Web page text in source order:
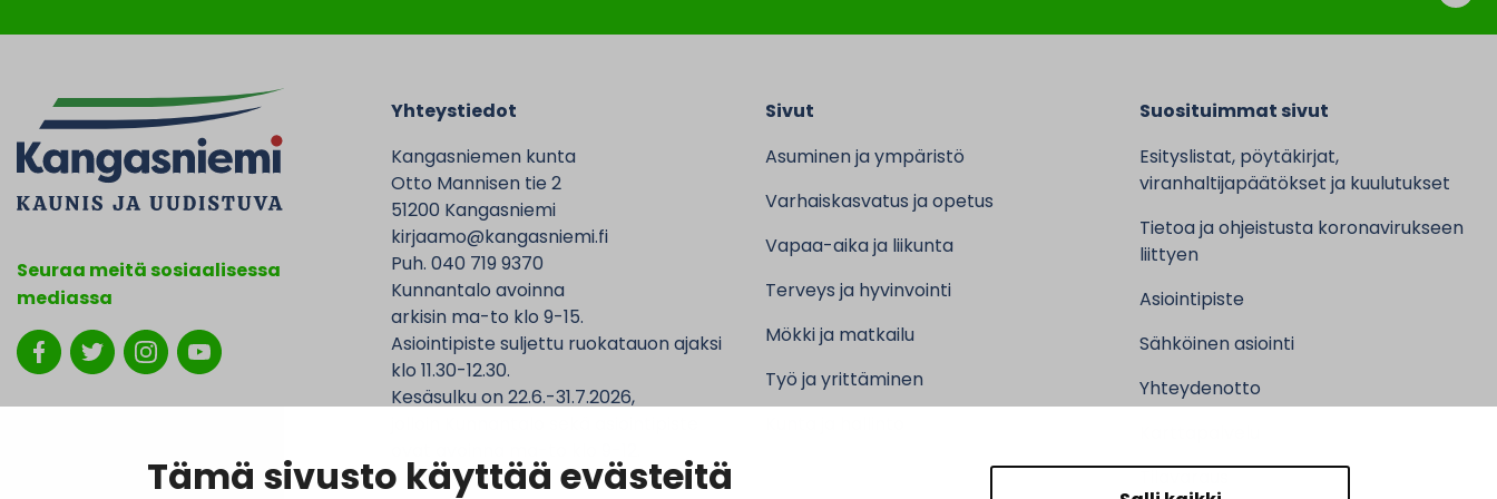
Tämä sivusto käyttää evästeitä
Seuraa meitä sosiaalisessa
mediassa
Yhteystiedot
Kangasniemen kunta
Otto Mannisen tie 2
51200 Kangasniemi
kirjaamo@kangasniemi.fi
Puh. 040 719 9370
Kunnantalo avoinna
arkisin ma-to klo 9-15.
Asiointipiste suljettu ruokatauon ajaksi
klo 11.30-12.30.
Kesäsulku on 22.6.-31.7.2026,
Sivut
Asuminen ja ympäristö
Varhaiskasvatus ja opetus
Vapaa-aika ja liikunta
Terveys ja hyvinvointi
Mökki ja matkailu
Työ ja yrittäminen
Suosituimmat sivut
Esityslistat, pöytäkirjat,
viranhaltijapäätökset ja kuulutukset
Tietoa ja ohjeistusta koronavirukseen
liittyen
Asiointipiste
Sähköinen asiointi
Yhteydenotto